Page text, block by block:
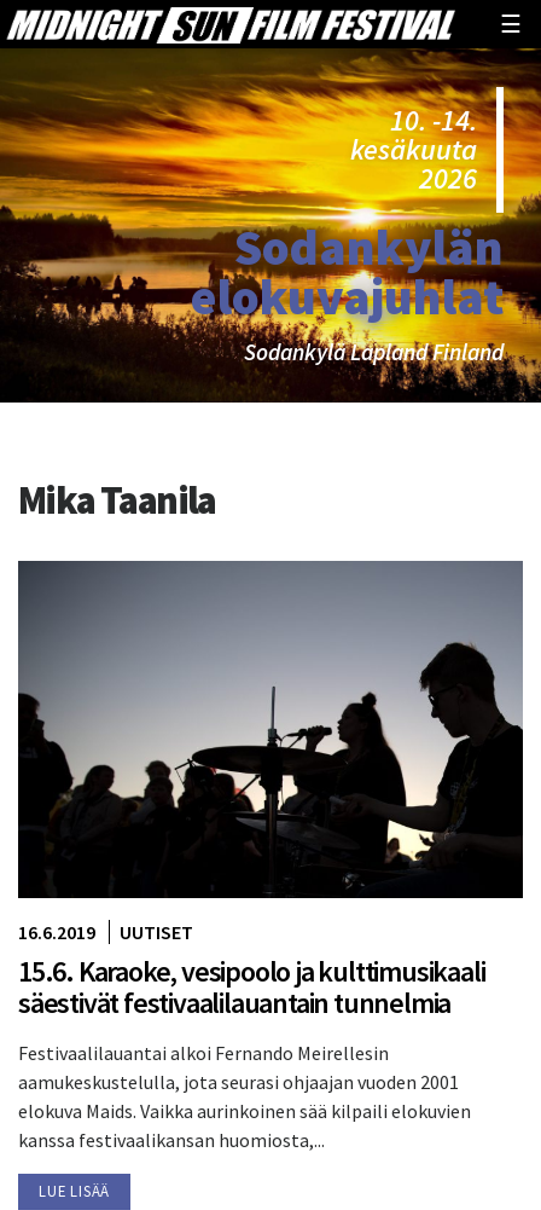
☰
10. -14.
kesäkuuta
2026
Sodankylän
elokuvajuhlat
Sodankylä Lapland Finland
Avainsana:
Mika Taanila
16.6.2019 UUTISET
15.6. Karaoke, vesipoolo ja kulttimusikaali
säestivät festivaalilauantain tunnelmia
Festivaalilauantai alkoi Fernando Meirellesin
aamukeskustelulla, jota seurasi ohjaajan vuoden 2001
elokuva Maids. Vaikka aurinkoinen sää kilpaili elokuvien
kanssa festivaalikansan huomiosta,...
LUE LISÄÄ